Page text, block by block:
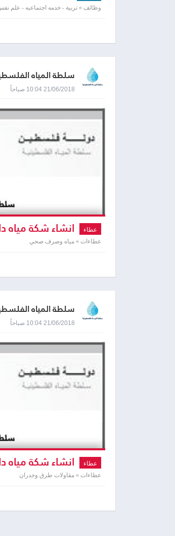
وظائف » تربية - خدمه اجتماعيه - علم
سلطة المياه
21/06/2018 10:04 صباحاً
عطاء انشاء شكة مياه
عطاءات » مياه وصرف صحي
سلطة المياه
21/06/2018 10:04 صباحاً
عطاء انشاء شكة مياه
عطاءات » مقاولات طرق وجدران